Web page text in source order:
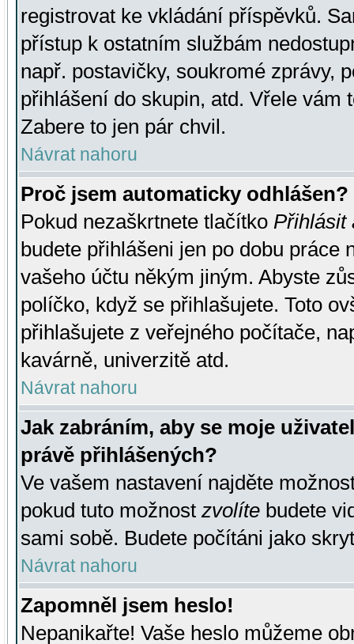
registrovat ke vkládání příspěvků.
přístup k ostatním službám
např. postavičky, soukromé zprávy,
přihlášení do skupin, atd. Vřele vám
Zabere to jen pár chvil.
Návrat nahoru
Proč jsem automaticky odhlášen?
Pokud nezaškrtnete tlačítko Přihlásit
budete přihlášeni jen po dobu práce
vašeho účtu někým jiným. Abyste
políčko, když se přihlašujete. Toto
přihlašujete z veřejného počítače,
kavárně, univerzitě atd.
Návrat nahoru
Jak zabráním, aby se moje
právě přihlášených?
Ve vašem nastavení najděte
pokud tuto možnost zvolíte budete
sami sobě. Budete počítáni jako
Návrat nahoru
Zapomněl jsem heslo!
Nepanikařte! Vaše heslo můžeme